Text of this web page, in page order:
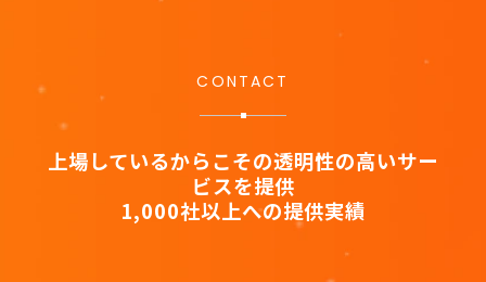
CONTACT
上場しているからこその透明性の高いサー
ビスを提供
1,000社以上への提供実績